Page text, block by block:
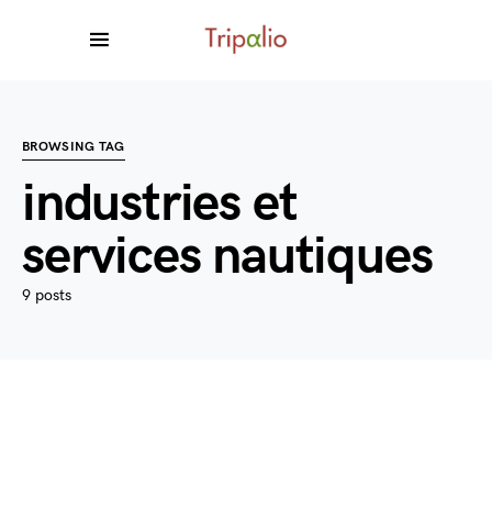
BROWSING TAG
industries et
services nautiques
9 posts